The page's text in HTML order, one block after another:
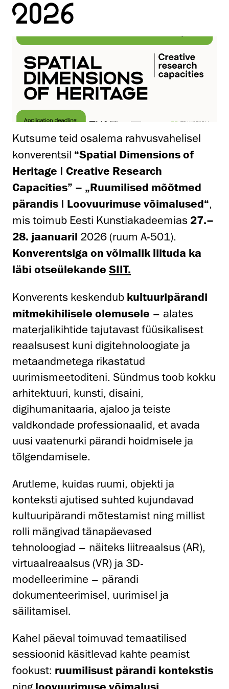
2026
Kutsume teid osalema rahvusvahelisel
konverentsil “Spatial Dimensions of
Heritage | Creative Research
Capacities” – „Ruumilised mõõtmed
pärandis | Loovuurimuse võimalused“,
mis toimub Eesti Kunstiakadeemias 27.–
28. jaanuaril 2026 (ruum A-501).
Konverentsiga on võimalik liituda ka
läbi otseülekande SIIT.
Konverents keskendub kultuuripärandi
mitmekihilisele olemusele – alates
materjalikihtide tajutavast füüsikalisest
reaalsusest kuni digitehnoloogiate ja
metaandmetega rikastatud
uurimismeetoditeni. Sündmus toob kokku
arhitektuuri, kunsti, disaini,
digihumanitaaria, ajaloo ja teiste
valdkondade professionaalid, et avada
uusi vaatenurki pärandi hoidmisele ja
tõlgendamisele.
Arutleme, kuidas ruumi, objekti ja
konteksti ajutised suhted kujundavad
kultuuripärandi mõtestamist ning millist
rolli mängivad tänapäevased
tehnoloogiad – näiteks liitreaalsus (AR),
virtuaalreaalsus (VR) ja 3D-
modelleerimine – pärandi
dokumenteerimisel, uurimisel ja
säilitamisel.
Kahel päeval toimuvad temaatilised
sessioonid käsitlevad kahte peamist
fookust: ruumilisust pärandi kontekstis
loovuurimuse võimalusi